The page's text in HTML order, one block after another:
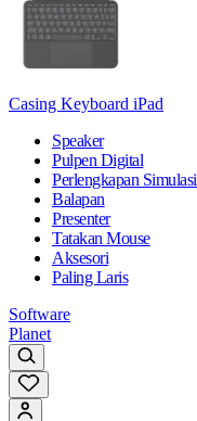
Casing Keyboard iPad
Speaker
Pulpen Digital
Perlengkapan Simulasi
Balapan
Presenter
Tatakan Mouse
Aksesori
Paling Laris
Software
Planet